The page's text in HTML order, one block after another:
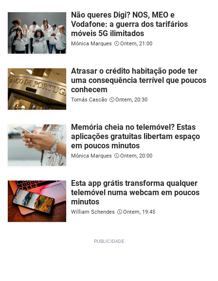
Não queres Digi? NOS, MEO e
Vodafone: a guerra dos tarifários
móveis 5G ilimitados
Mónica Marques Ontem, 21:00
Atrasar o crédito habitação pode ter
uma consequência terrível que poucos
conhecem
Tomás Cascão Ontem, 20:30
Memória cheia no telemóvel? Estas
aplicações gratuitas libertam espaço
em poucos minutos
Mónica Marques Ontem, 20:00
Esta app grátis transforma qualquer
telemóvel numa webcam em poucos
minutos
William Schendes Ontem, 19:45